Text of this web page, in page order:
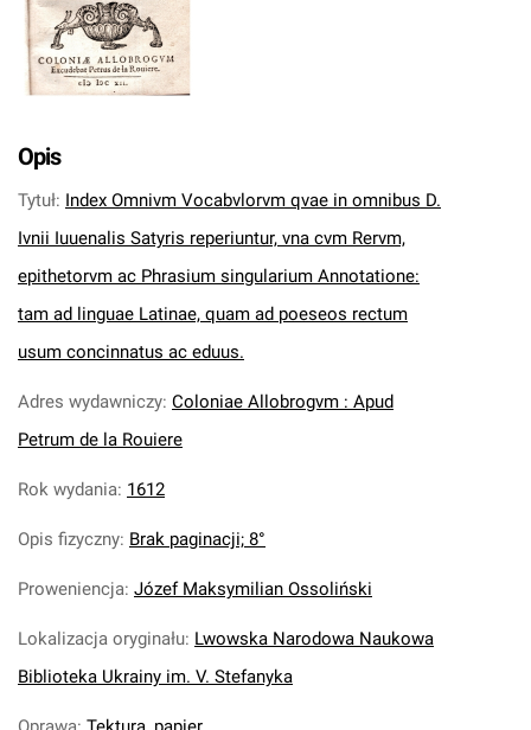
Opis
Tytuł: Index Omnivm Vocabvlorvm qvae in omnibus D.
Ivnii Iuuenalis Satyris reperiuntur, vna cvm Rervm,
epithetorvm ac Phrasium singularium Annotatione:
tam ad linguae Latinae, quam ad poeseos rectum
usum concinnatus ac eduus.
Adres wydawniczy: Coloniae Allobrogvm : Apud
Petrum de la Rouiere
Rok wydania: 1612
Opis fizyczny: Brak paginacji; 8°
Proweniencja: Józef Maksymilian Ossoliński
Lokalizacja oryginału: Lwowska Narodowa Naukowa
Biblioteka Ukrainy im. V. Stefanyka